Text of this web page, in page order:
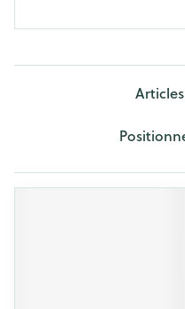
Articles
Trier par: